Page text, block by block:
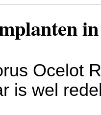
Ocelot
is wel